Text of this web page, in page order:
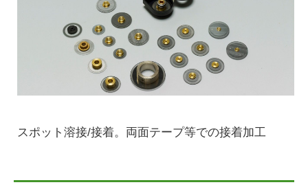
スポット溶接/接着。両面テープ等での接着加工